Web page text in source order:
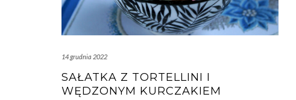
14 grudnia 2022
SAŁATKA Z TORTELLINI I
WĘDZONYM KURCZAKIEM